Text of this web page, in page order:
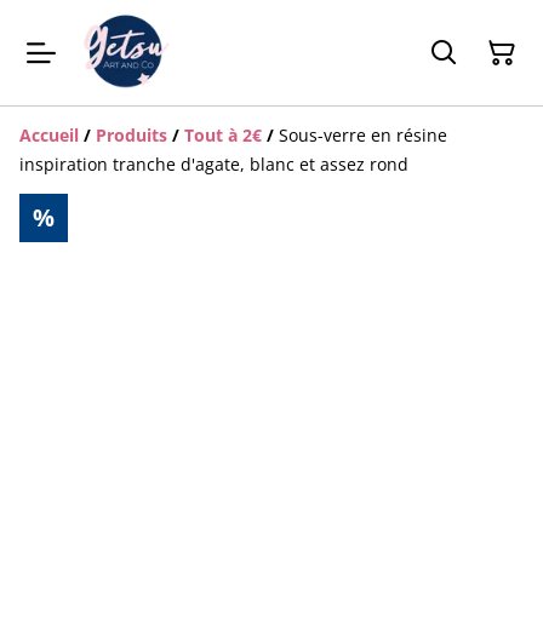
Accueil / Produits / Tout à 2€ / Sous-verre en résine
inspiration tranche d'agate, blanc et assez rond
%